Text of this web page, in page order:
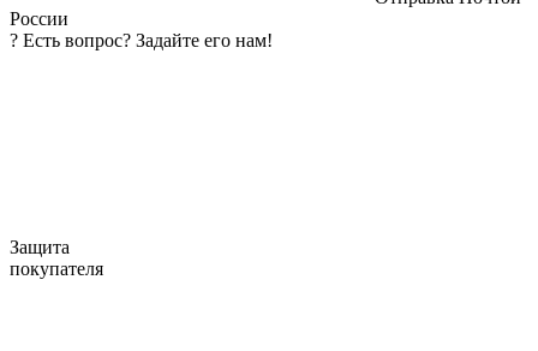
России
? Есть вопрос? Задайте его нам!
Защита
покупателя